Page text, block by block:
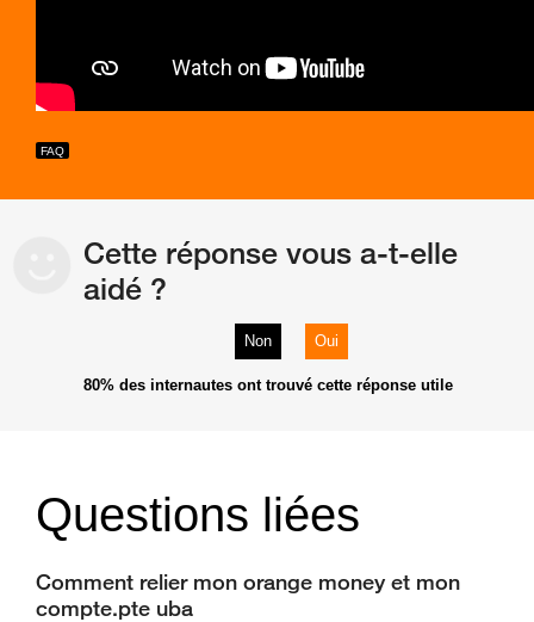
Cette réponse vous a-t-elle
aidé ?
Non Oui
80% des internautes ont trouvé cette réponse utile
Questions liées
Comment relier mon orange money et mon
compte.pte uba